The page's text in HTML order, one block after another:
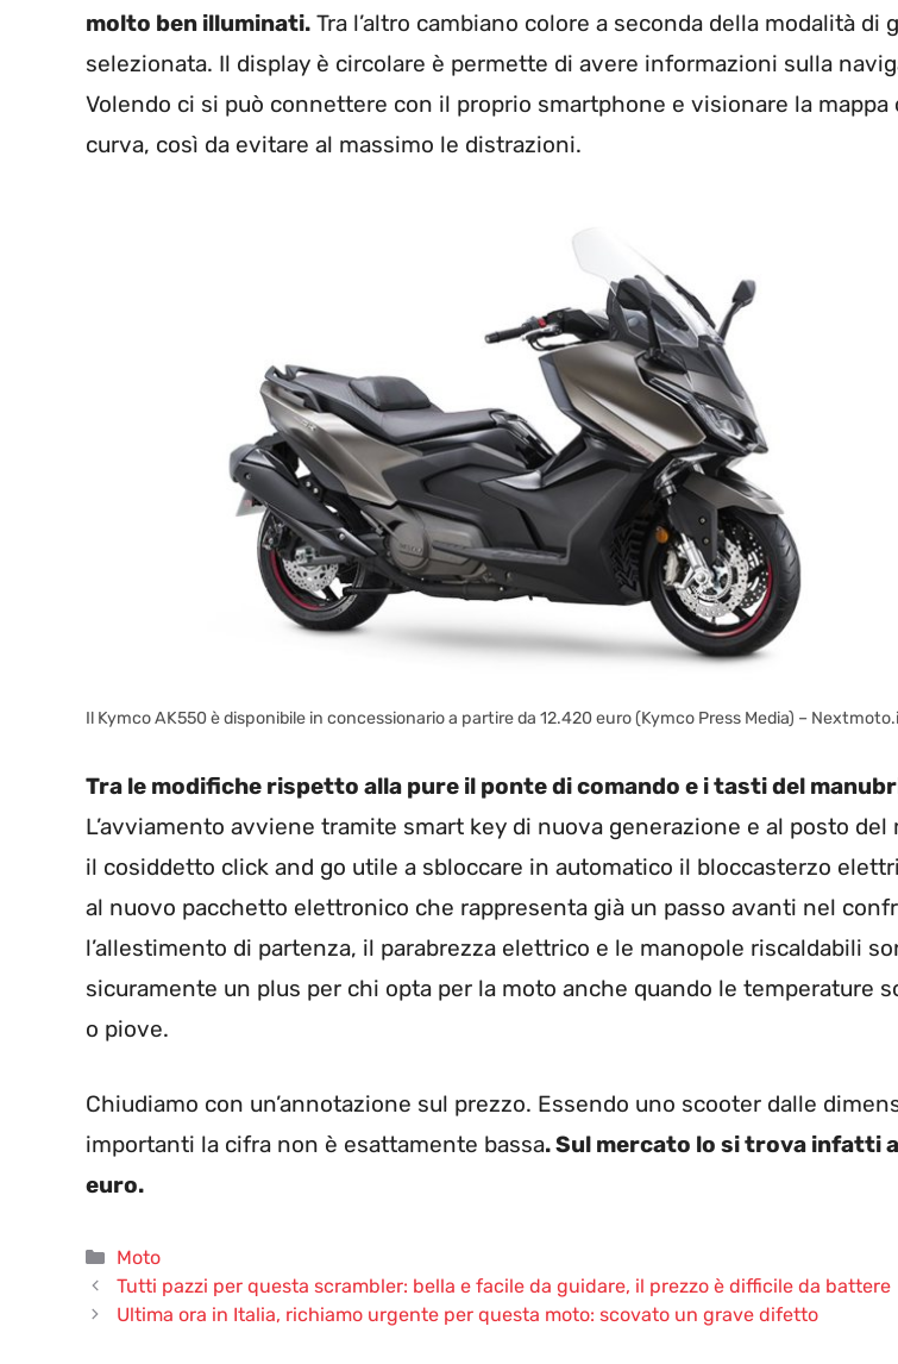
molto ben illuminati. Tra l’altro cambiano colore a seconda della modalità di
selezionata. Il display è circolare è permette di avere informazioni sulla
Volendo ci si può connettere con il proprio smartphone e visionare la mappa
curva, così da evitare al massimo le distrazioni.
Il Kymco AK550 è disponibile in concessionario a partire da 12.420 euro (Kymco Press Media) –
Tra le modifiche rispetto alla pure il ponte di comando e i tasti del
L’avviamento avviene tramite smart key di nuova generazione e al posto
il cosiddetto click and go utile a sbloccare in automatico il bloccasterzo
al nuovo pacchetto elettronico che rappresenta già un passo avanti nel
l’allestimento di partenza, il parabrezza elettrico e le manopole riscaldabili
sicuramente un plus per chi opta per la moto anche quando le temperature
o piove.
Chiudiamo con un’annotazione sul prezzo. Essendo uno scooter dalle
importanti la cifra non è esattamente bassa. Sul mercato lo si trova infatti
euro.
Categorie
Moto
Tutti pazzi per questa scrambler: bella e facile da guidare, il prezzo è difficile da battere
Ultima ora in Italia, richiamo urgente per questa moto: scovato un grave difetto